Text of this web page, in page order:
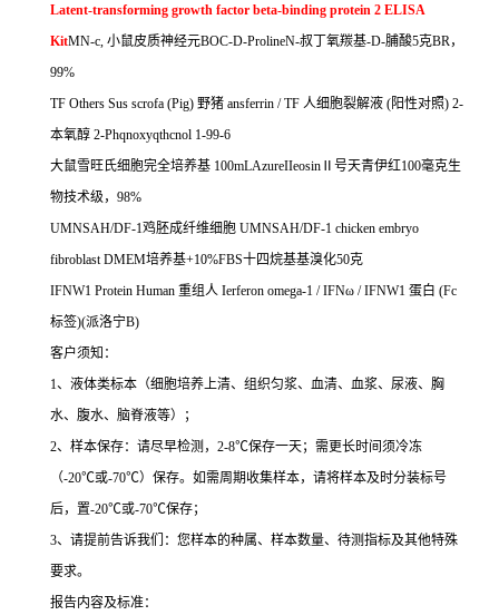
Latent-transforming growth factor beta-binding protein 2 ELISA
KitMN-c, 小鼠皮质神经元BOC-D-ProlineN-叔丁氧羰基-D-脯酸5克BR，
99%
TF Others Sus scrofa (Pig) 野猪 ansferrin / TF 人细胞裂解液 (阳性对照) 2-
本氧醇 2-Phqnoxyqthcnol 1-99-6
大鼠雪旺氏细胞完全培养基 100mLAzureIIeosin Ⅱ号天青伊红100毫克生
物技术级， 98%
UMNSAH/DF-1鸡胚成纤维细胞 UMNSAH/DF-1 chicken embryo
fibroblast DMEM培养基+10%FBS十四烷基基溴化50克
IFNW1 Protein Human 重组人 Ierferon omega-1 / IFNω / IFNW1 蛋白 (Fc
标签)(派洛宁B)
客户须知：
1、液体类标本（细胞培养上清、组织匀浆、血清、血浆、尿液、胸
水、腹水、脑脊液等）；
2、样本保存：请尽早检测， 2-8℃保存一天；需更长时间须冷冻
（-20℃或-70℃）保存。如需周期收集样本，请将样本及时分装标号
后，置-20℃或-70℃保存；
3、请提前告诉我们：您样本的种属、样本数量、待测指标及其他特殊
要求。
报告内容及标准：